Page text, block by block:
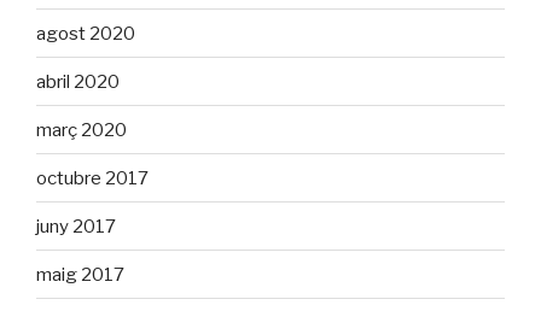
agost 2020
abril 2020
març 2020
octubre 2017
juny 2017
maig 2017